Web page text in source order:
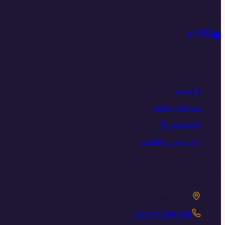
👻
الرئيسية
منتجاتنا الفاخرة
لماذا تختارنا؟
آراء وتجارب العملاء
+967770000000